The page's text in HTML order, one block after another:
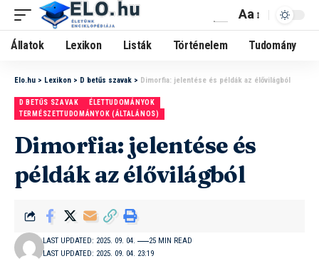
Aa
Állatok Lexikon Listák Történelem Tudomány
Elo.hu > Lexikon > D betűs szavak > Dimorfia: jelentése és példák az élővilágból
D BETŰS SZAVAK
ÉLETTUDOMÁNYOK
TERMÉSZETTUDOMÁNYOK (ÁLTALÁNOS)
Dimorfia: jelentése és
példák az élővilágból
LAST UPDATED: 2025. 09. 04. 23:19
LAST UPDATED: 2025. 09. 04. 25 MIN READ